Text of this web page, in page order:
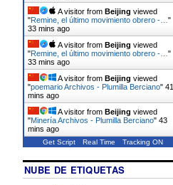
A visitor from Beijing viewed
"Remine, el último movimiento obrero -… "
33 mins ago
A visitor from Beijing viewed
"Remine, el último movimiento obrero -… "
33 mins ago
A visitor from Beijing viewed
"poemario Archivos - Plumilla Berciano" 41
mins ago
A visitor from Beijing viewed
"Minería Archivos - Plumilla Berciano" 44
mins ago
Get Script Real Time Tracking ON
NUBE DE ETIQUETAS